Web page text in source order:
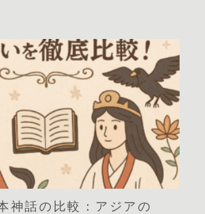
神話の比較：アジアの